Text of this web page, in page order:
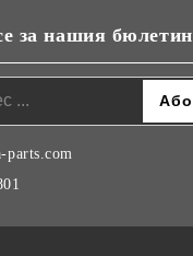
за нашия бюлетин
parts.com